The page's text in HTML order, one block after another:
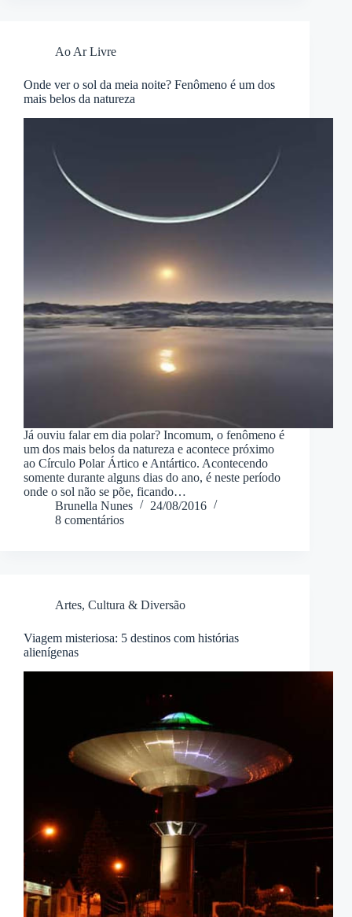
Ao Ar Livre
Onde ver o sol da meia noite? Fenômeno é um dos
mais belos da natureza
Já ouviu falar em dia polar? Incomum, o fenômeno é
um dos mais belos da natureza e acontece próximo
ao Círculo Polar Ártico e Antártico. Acontecendo
somente durante alguns dias do ano, é neste período
onde o sol não se põe, ficando…
Brunella Nunes
24/08/2016
8 comentários
Artes, Cultura & Diversão
Viagem misteriosa: 5 destinos com histórias
alienígenas